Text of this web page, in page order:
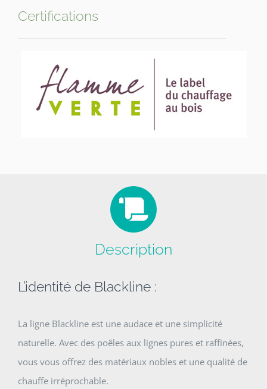
Certifications
Description
L’identité de Blackline :
La ligne Blackline est une audace et une simplicité
naturelle. Avec des poêles aux lignes pures et raffinées,
vous vous offrez des matériaux nobles et une qualité de
chauffe irréprochable.